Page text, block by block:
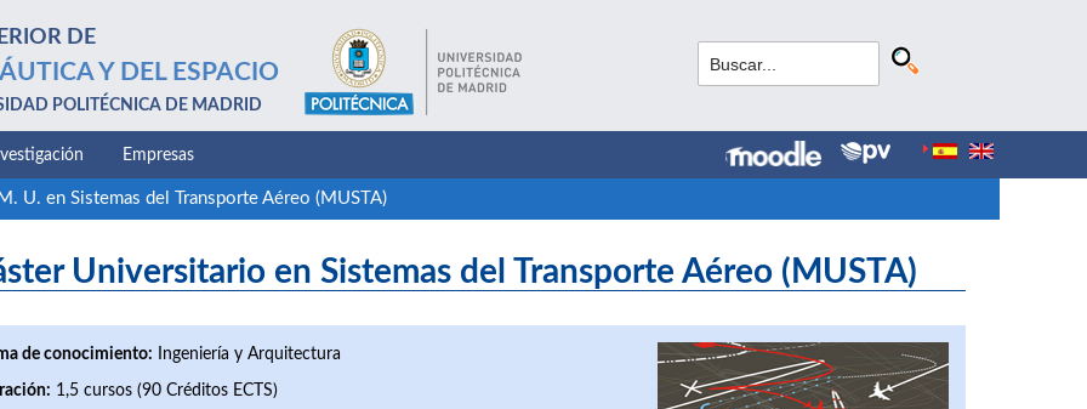
DE
Y DEL ESPACIO
POLITÉCNICA DE MADRID
Empresas
U. en Sistemas del Transporte Aéreo (MUSTA)
Universitario en Sistemas del Transporte Aéreo (MUSTA)
de conocimiento: Ingeniería y Arquitectura
1,5 cursos (90 Créditos ECTS)